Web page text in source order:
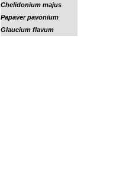
Chelidonium majus
Papaver pavonium
Glaucium flavum